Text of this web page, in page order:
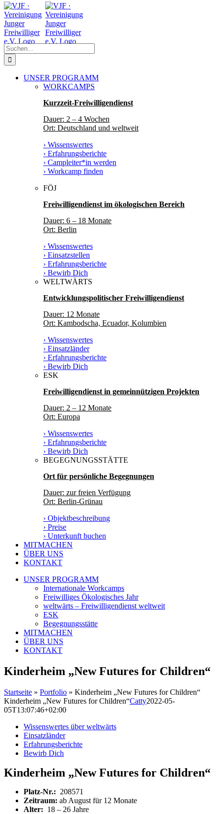
Zum
Inhalt
springen
Facebook
Instagram
YouTube
Suche
nach:
UNSER PROGRAMM
WORKCAMPS
Kurzzeit-Freiwilligendienst
Dauer: 2 – 4 Wochen
Ort: Deutschland und weltweit
› Wissenswertes
› Erfahrungsberichte
› Campleiter*in werden
› Workcamp finden
FÖJ
Freiwilligendienst im ökologischen Bereich
Dauer: 6 – 18 Monate
Ort: Berlin
› Wissenswertes
› Einsatzstellen
› Erfahrungsberichte
› Bewirb Dich
WELTWÄRTS
Entwicklungspolitischer Freiwilligendienst
Dauer: 12 Monate
Ort: Kambodscha, Ecuador, Kolumbien
› Wissenswertes
› Einsatzländer
› Erfahrungsberichte
› Bewirb Dich
ESK
Freiwilligendienst in gemeinnützigen Projekten
Dauer: 2 – 12 Monate
Ort: Europa
› Wissenswertes
› Erfahrungsberichte
› Bewirb Dich
BEGEGNUNGSSTÄTTE
Ort für persönliche Begegnungen
Dauer: zur freien Verfügung
Ort: Berlin-Grünau
› Objektbeschreibung
› Preise
› Unterkunft buchen
MITMACHEN
ÜBER UNS
KONTAKT
UNSER PROGRAMM
Internationale Workcamps
Freiwilliges Ökologisches Jahr
weltwärts – Freiwilligendienst weltweit
ESK
Begegnungsstätte
MITMACHEN
ÜBER UNS
KONTAKT
Kinderheim „New Futures for Children“
Startseite » Portfolio » Kinderheim „New Futures for Children“
Kinderheim „New Futures for Children“Catty2022-05-
05T13:07:46+02:00
Wissenswertes über weltwärts
Einsatzländer
Erfahrungsberichte
Bewirb Dich
Kinderheim „New Futures for Children“
Platz-Nr.: 208571
Zeitraum: ab August für 12 Monate
Alter: 18 – 26 Jahre